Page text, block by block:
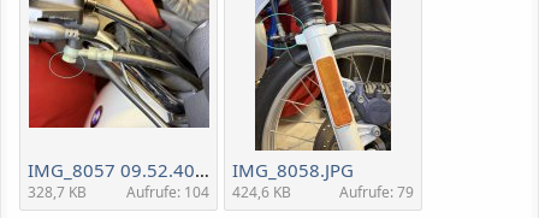
IMG_8057 09.52.40.JPG
328,7 KB Aufrufe: 104
IMG_8058.JPG
424,6 KB Aufrufe: 79